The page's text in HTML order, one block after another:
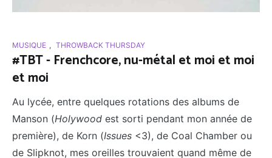
MUSIQUE , THROWBACK THURSDAY
#TBT - Frenchcore, nu-métal et moi et moi
et moi
Au lycée, entre quelques rotations des albums de
Manson (Holywood est sorti pendant mon année de
première), de Korn (Issues <3), de Coal Chamber ou
de Slipknot, mes oreilles trouvaient quand même de